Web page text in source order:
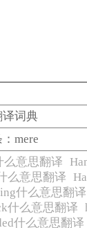
译词典
mere
么意思翻译
么意思翻译
什么意思翻译
什么意思翻译
什么意思翻译